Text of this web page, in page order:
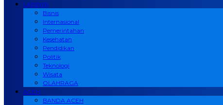
LAINNYA
Bisnis
Internasional
Pemerintahan
Kesehatan
Pendidikan
Politik
Teknologi
Wisata
OLAHRAGA
ACEH
BANDA ACEH